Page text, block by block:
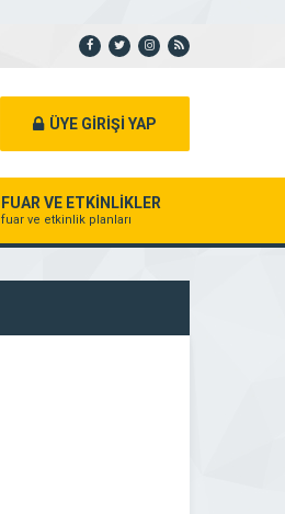
ÜYE GİRİŞİ YAP
FUAR VE ETKİNLİKLER
fuar ve etkinlik planları